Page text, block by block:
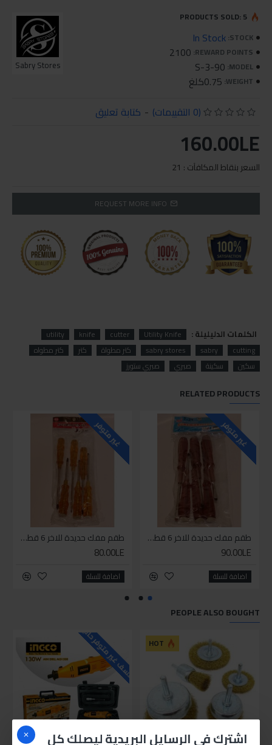
اشترك في الرسايل البريدية ليصلك كل
STOCK:
In Stock
REWARD POINTS:
2100
MODEL:
S-3-90
WEIGHT: 0.75كلغ
Sabry Stores
PRODUCTS SOLD: 5
(0 التقييمات) - كتابة تعليق
160.00LE
السعر بنقاط المكافآت : 21
REQUEST MORE INFO
الكلمات الدليليلة : Utility Knife
cutter
knife
utility
cutting
sabry
sabry stores كتر مطواة كتر
كتر مطواه
سكين
سكينة صبري صبري ستورز
RELATED PRODUCTS
غير متوفر
طقم مفك حديدة للاخر 6 قطع عسلي
90.00LE
اضافة للسلة
غير متوفر
طقم مفك حديدة للاخر 6 قطع اصفر
80.00LE
اضافة للسلة
PEOPLE ALSO BOUGHT
HOT للاسف غير متوفر حاليا